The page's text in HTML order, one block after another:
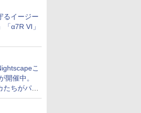
るイージー
α7R VI」
こ
開催中。
ちがパフ
広げる